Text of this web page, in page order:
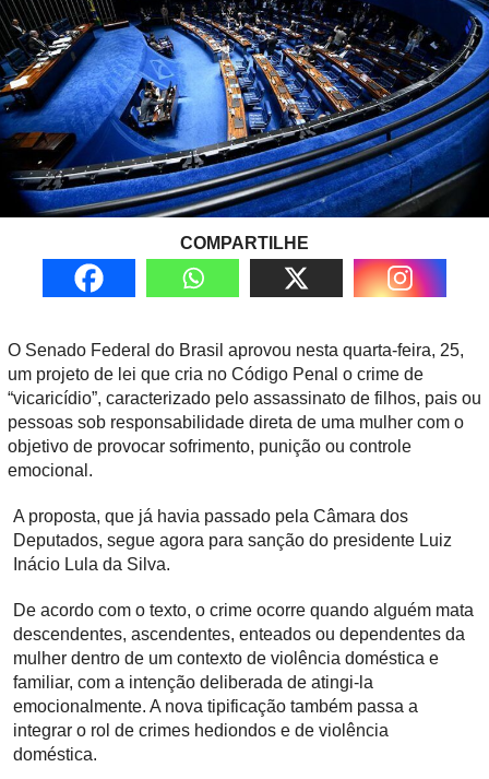
COMPARTILHE
O Senado Federal do Brasil aprovou nesta quarta-feira, 25,
um projeto de lei que cria no Código Penal o crime de
“vicaricídio”, caracterizado pelo assassinato de filhos, pais ou
pessoas sob responsabilidade direta de uma mulher com o
objetivo de provocar sofrimento, punição ou controle
emocional.
A proposta, que já havia passado pela Câmara dos
Deputados, segue agora para sanção do presidente Luiz
Inácio Lula da Silva.
De acordo com o texto, o crime ocorre quando alguém mata
descendentes, ascendentes, enteados ou dependentes da
mulher dentro de um contexto de violência doméstica e
familiar, com a intenção deliberada de atingi-la
emocionalmente. A nova tipificação também passa a
integrar o rol de crimes hediondos e de violência
doméstica.